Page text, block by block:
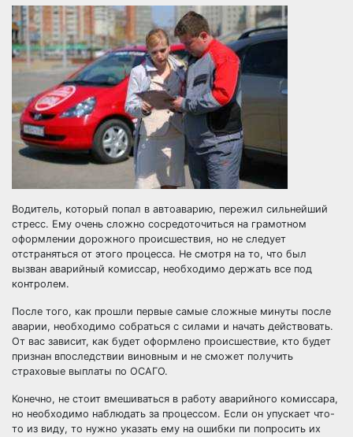
Водитель, который попал в автоаварию, пережил сильнейший
стресс. Ему очень сложно сосредоточиться на грамотном
оформлении дорожного происшествия, но не следует
отстраняться от этого процесса. Не смотря на то, что был
вызван аварийный комиссар, необходимо держать все под
контролем.
После того, как прошли первые самые сложные минуты после
аварии, необходимо собраться с силами и начать действовать.
От вас зависит, как будет оформлено происшествие, кто будет
признан впоследствии виновным и не сможет получить
страховые выплаты по ОСАГО.
Конечно, не стоит вмешиваться в работу аварийного комиссара,
но необходимо наблюдать за процессом. Если он упускает что-
то из виду, то нужно указать ему на ошибки пи попросить их